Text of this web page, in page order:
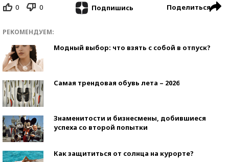
0 0 Подпишись Поделиться
РЕКОМЕНДУЕМ:
Модный выбор: что взять с собой в отпуск?
Самая трендовая обувь лета – 2026
Знаменитости и бизнесмены, добившиеся
успеха со второй попытки
Как защититься от солнца на курорте?